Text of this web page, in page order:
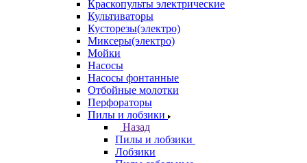
Краскопульты электрические
Культиваторы
Кусторезы(электро)
Миксеры(электро)
Мойки
Насосы
Насосы фонтанные
Отбойные молотки
Перфораторы
Пилы и лобзики
Назад
Пилы и лобзики
Лобзики